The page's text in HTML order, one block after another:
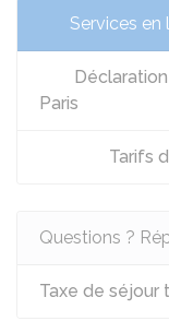
Services en
Paris
Tarifs
Questions ?
Taxe de séjour